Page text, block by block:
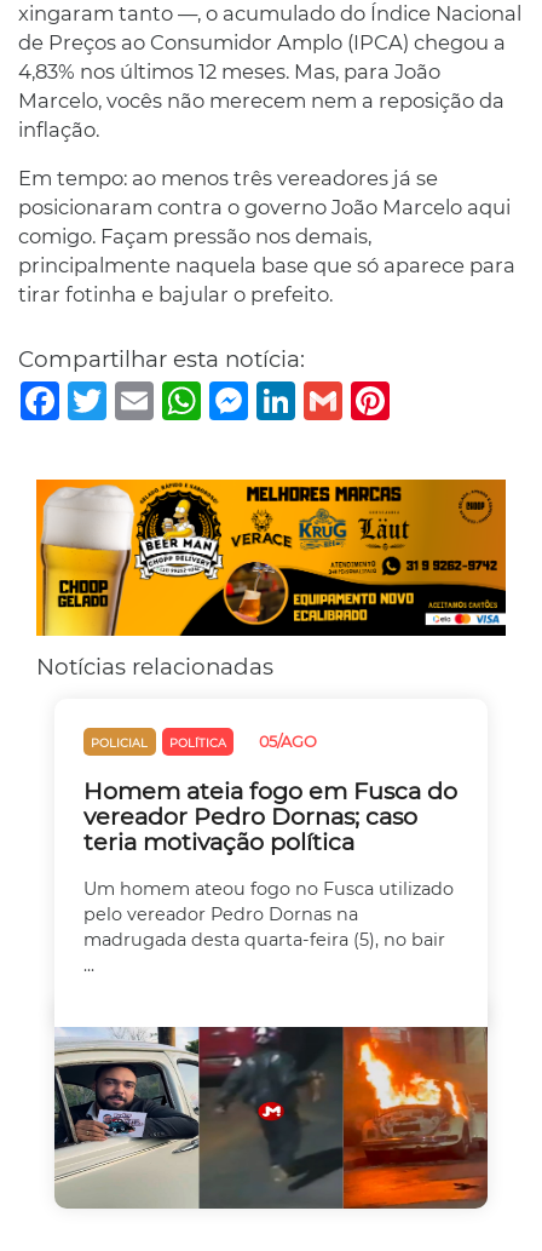
xingaram tanto —, o acumulado do Índice Nacional
de Preços ao Consumidor Amplo (IPCA) chegou a
4,83% nos últimos 12 meses. Mas, para João
Marcelo, vocês não merecem nem a reposição da
inflação.
Em tempo: ao menos três vereadores já se
posicionaram contra o governo João Marcelo aqui
comigo. Façam pressão nos demais,
principalmente naquela base que só aparece para
tirar fotinha e bajular o prefeito.
Compartilhar esta notícia:
Facebook
TwitterEmail WhatsAppMessenger
LinkedIn
Gmail
Notícias relacionadas
POLICIAL POLÍTICA 05/AGO
Homem ateia fogo em Fusca do
vereador Pedro Dornas; caso
teria motivação política
Um homem ateou fogo no Fusca utilizado
pelo vereador Pedro Dornas na
madrugada desta quarta-feira (5), no bair
...